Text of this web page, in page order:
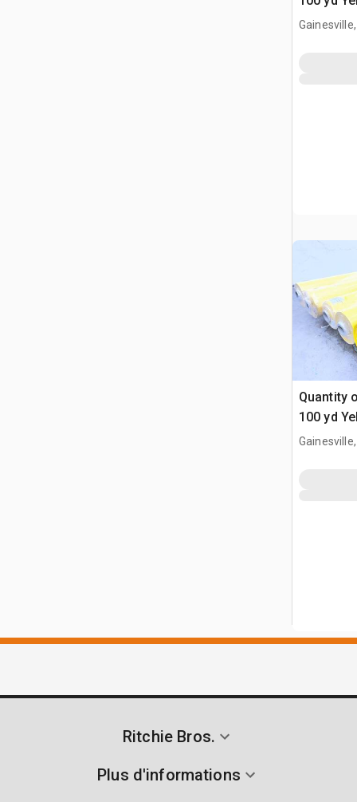
Gainesville,
Quantity
100 yd
Gainesville,
Ritchie Bros.
Plus d'informations